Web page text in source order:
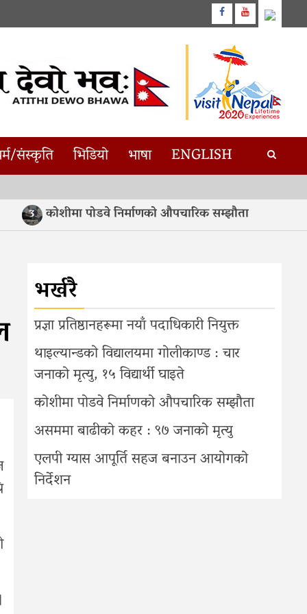
Facebook
Youtube
संस्कृति भिडियो भाषा ENGLISH
कोशीमा पोडवे निर्माणको औपचारिक सम्झौता
भर्खरै
प्रज्ञा प्रतिष्ठानहरूमा नयाँ पदाधिकारी नियुक्त
थाइल्यान्डको विद्यालयमा गोलीकाण्ड : चार
जनाको मृत्यु, १५ विद्यार्थी घाइते
कोशीमा पोडवे निर्माणको औपचारिक सम्झौता
असममा बाढीको कहर : ९७ जनाको मृत्यु
एलपी ग्यास आपूर्ति सहज बनाउन आयोगको
निर्देशन